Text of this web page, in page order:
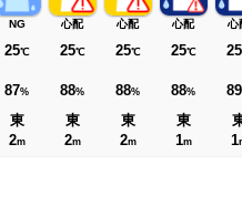
NG
25℃
87%
東
2m
心配
25℃
88%
東
2m
心配
25℃
88%
東
2m
心配
25℃
88%
東
1m
心
25
89
1